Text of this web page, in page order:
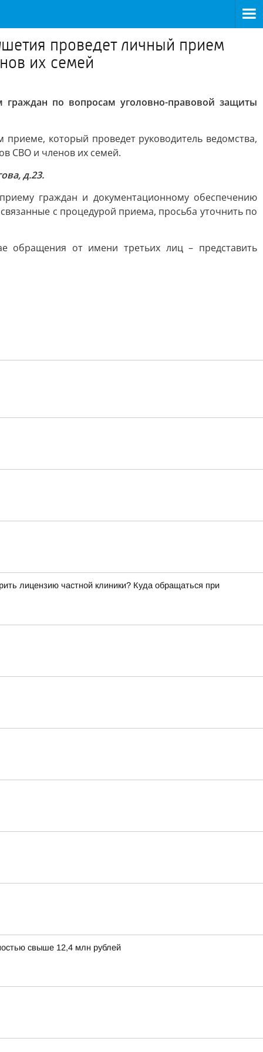
проведет личный прием
их семей
граждан по вопросам уголовно-правовой защиты
который проведет руководитель ведомства,
СВО и членов их семей.
д.23.
граждан и документационному обеспечению
с процедурой приема, просьба уточнить по
обращения от имени третьих лиц – представить
лицензию частной клиники? Куда обращаться при
свыше 12,4 млн рублей